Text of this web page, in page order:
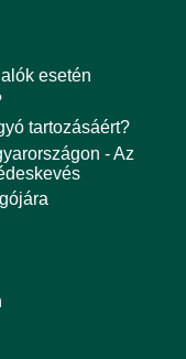
esetén
tartozásáért?
- Az